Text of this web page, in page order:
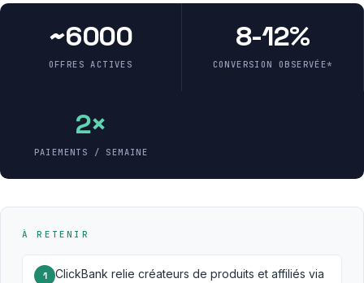
~6000
OFFRES ACTIVES
8 - 12%
CONVERSION OBSERVÉE*
2×
PAIEMENTS / SEMAINE
À RETENIR
1
ClickBank relie créateurs de produits et affiliés via